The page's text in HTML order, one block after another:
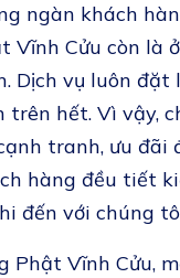
ngàn khách
Vĩnh Cửu còn là
Dịch vụ luôn đặt
trên hết. Vì vậy,
tranh, ưu đãi
hàng đều tiết
đến với chúng
Phật Vĩnh Cửu,